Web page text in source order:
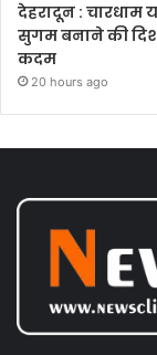
देहरादून : चारधाम
सुगम बनाने की
कदम
20 hours ago